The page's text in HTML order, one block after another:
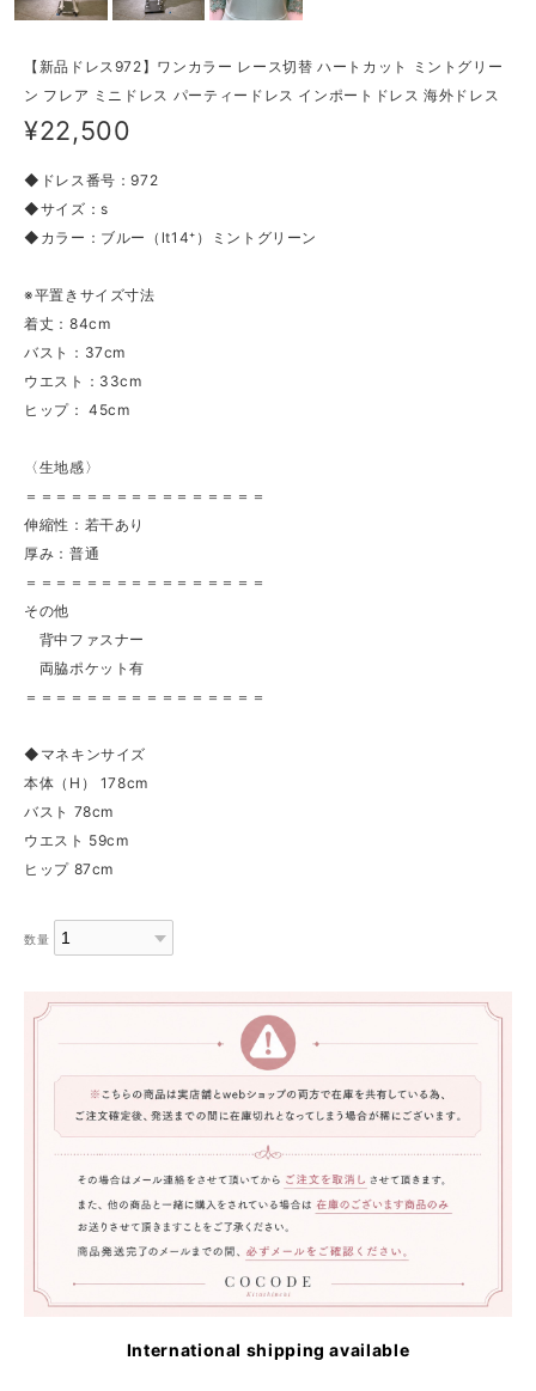
【新品ドレス972】ワンカラー レース切替 ハートカット ミントグリー
ン フレア ミニドレス パーティードレス インポートドレス 海外ドレス
¥22,500
◆ドレス番号：972
◆サイズ：s
◆カラー：ブルー（ⅼt14⁺）ミントグリーン
※平置きサイズ寸法
着丈：84cm
バスト：37cm
ウエスト：33cm
ヒップ： 45cm
〈生地感〉
＝＝＝＝＝＝＝＝＝＝＝＝＝＝＝＝
伸縮性：若干あり
厚み：普通
＝＝＝＝＝＝＝＝＝＝＝＝＝＝＝＝
その他
背中ファスナー
両脇ポケット有
＝＝＝＝＝＝＝＝＝＝＝＝＝＝＝＝
◆マネキンサイズ
本体（H） 178cm
バスト 78cm
ウエスト 59cm
ヒップ 87cm
数量
International shipping available